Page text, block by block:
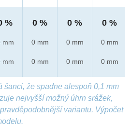
%
mm
mm
0 %
0 mm
0 mm
0 %
0 mm
0 mm
0 %
0 mm
0 mm
šanci, že spadne alespoň 0,1 mm
nejvyšší možný úhrn srážek,
variantu. Výpočet